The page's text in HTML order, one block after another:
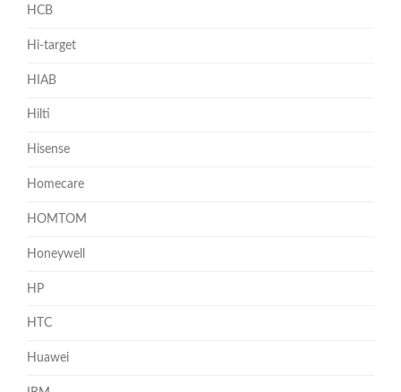
HCB
Hi-target
HIAB
Hilti
Hisense
Homecare
HOMTOM
Honeywell
HP
HTC
Huawei